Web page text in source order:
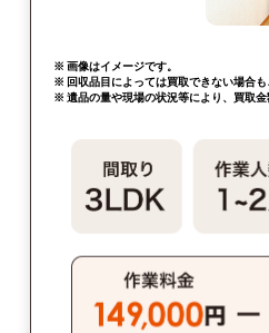
※ 画像はイメージです。
※ 回収品目によっては買取できない場合も
※ 遺品の量や現場の状況等により、買取金